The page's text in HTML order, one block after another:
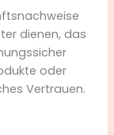
dienen, das
oder
Vertrauen.